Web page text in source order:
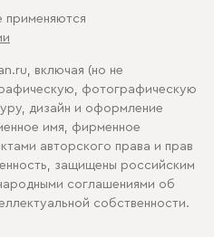
применяются
включая (но не
фотографическую
дизайн и оформление
имя, фирменное
авторского права и прав
защищены российским
соглашениями об
собственности.